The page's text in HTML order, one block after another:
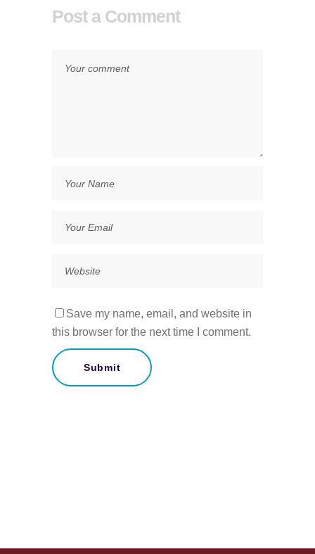
Post a Comment
Save my name, email, and website in
this browser for the next time I comment.